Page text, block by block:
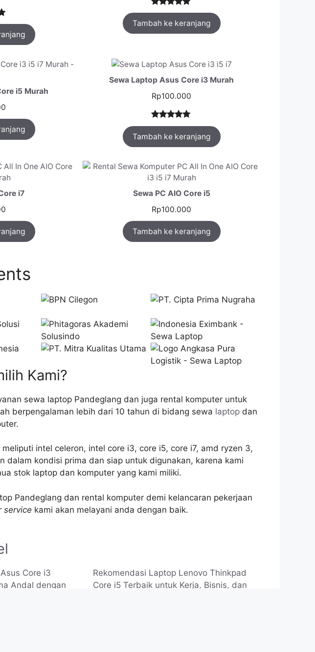
Peringkat
5.00dari 5
berdasarka
1
pelanggan
Tambah ke keranjang
i5 Murah
Sewa Laptop Asus Core i3 Murah
Rp100.000
Peringkat
5.00dari 5
berdasarka
1
penilaian
pelanggan
Tambah ke keranjang
i7
Sewa PC AIO Core i5
Rp100.000
Tambah ke keranjang
Kami?
sewa laptop Pandeglang dan juga rental komputer untuk
berpengalaman lebih dari 10 tahun di bidang sewa laptopdan
intel celeron, intel core i3, core i5, core i7, amd ryzen 3,
dalam kondisi prima dan siap untuk digunakan, karena kami
stok laptop dan komputer yang kami miliki.
Pandeglang dan rental komputer demi kelancaran pekerjaan
service kami akan melayani anda dengan baik.
Core i3
Andal dengan
Rekomendasi Laptop Lenovo Thinkpad
Core i5 Terbaik untuk Kerja, Bisnis, dan